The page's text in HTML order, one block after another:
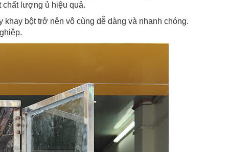
chất lượng ủ hiệu quả.
bột trở nên vô cùng dễ dàng và nhanh chóng.